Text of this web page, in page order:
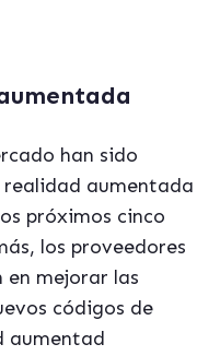
han sido
aumentada
próximos cinco
los proveedores
mejorar las
códigos de
aumentad